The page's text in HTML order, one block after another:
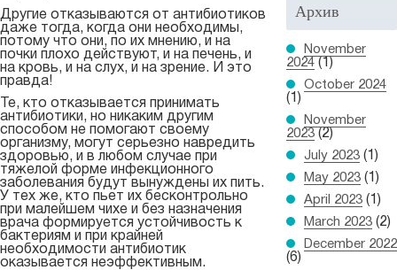
Другие отказываются от антибиотиков
даже тогда, когда они необходимы,
потому что они, по их мнению, и на
почки плохо действуют, и на печень, и
на кровь, и на слух, и на зрение. И это
правда!
Те, кто отказывается принимать
антибиотики, но никаким другим
способом не помогают своему
организму, могут серьезно навредить
здоровью, и в любом случае при
тяжелой форме инфекционного
заболевания будут вынуждены их пить.
У тех же, кто пьет их бесконтрольно
при малейшем чихе и без назначения
врача формируется устойчивость к
бактериям и при крайней
необходимости антибиотик
оказывается неэффективным.
Архив
November
2024(1)
October 2024
(1)
November
2023(2)
July 2023(1)
May 2023(1)
April 2023(1)
March 2023(2)
December 2022
(6)